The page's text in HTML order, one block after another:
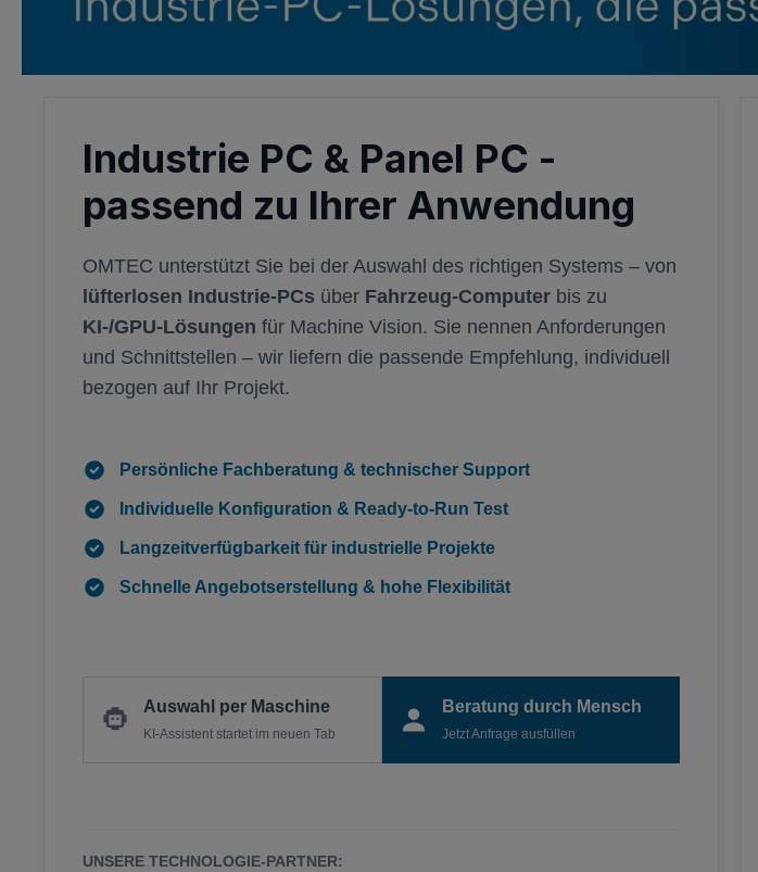
Industrie PC & Panel PC -
passend zu Ihrer Anwendung
OMTEC unterstützt Sie bei der Auswahl des richtigen Systems – von
lüfterlosen Industrie-PCs über Fahrzeug-Computer bis zu
KI-/GPU-Lösungen für Machine Vision. Sie nennen Anforderungen
und Schnittstellen – wir liefern die passende Empfehlung, individuell
bezogen auf Ihr Projekt.
Persönliche Fachberatung & technischer Support
Individuelle Konfiguration & Ready-to-Run Test
Langzeitverfügbarkeit für industrielle Projekte
Schnelle Angebotserstellung & hohe Flexibilität
Auswahl per Maschine
KI-Assistent startet im neuen Tab
Beratung durch Mensch
Jetzt Anfrage ausfüllen
UNSERE TECHNOLOGIE-PARTNER: